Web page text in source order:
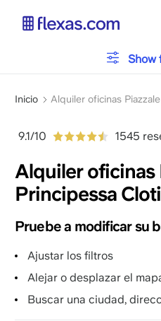
Sobrescribir
de
a
la
navegación
Inicio Alquiler oficinas
9.1/10 1545
Alquiler oficinas
Principessa
Por favor, elija el tamaño
Show
Pruebe a modificar su
Ajustar los filtros
Alejar o desplazar el
Buscar una ciudad,